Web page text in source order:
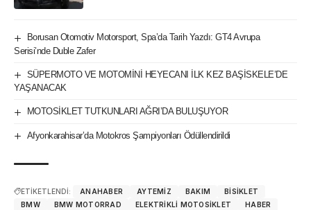
Borusan Otomotiv Motorsport, Spa’da Tarih Yazdı: GT4 Avrupa
Serisi’nde Duble Zafer
SÜPERMOTO VE MOTOMİNİ HEYECANI İLK KEZ BAŞİSKELE’DE
YAŞANACAK
MOTOSİKLET TUTKUNLARI AĞRI’DA BULUŞUYOR
Afyonkarahisar’da Motokros Şampiyonları Ödüllendirildi
ETİKETLENDİ: ANAHABER AYTEMIZ BAKIM
BISIKLET
BMW
BMW MOTORRAD ELEKTRIKLI MOTOSIKLET
HABER